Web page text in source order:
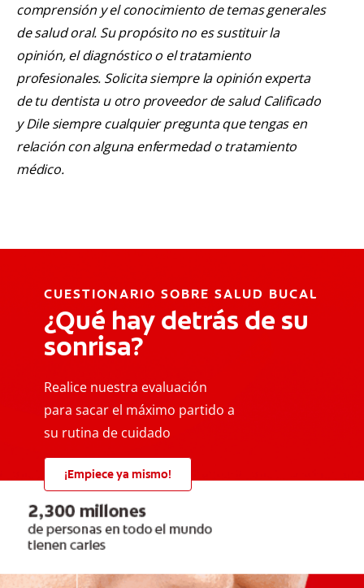
comprensión y el conocimiento de temas generales
de salud oral. Su propósito no es sustituir la
opinión, el diagnóstico o el tratamiento
profesionales. Solicita siempre la opinión experta
de tu dentista u otro proveedor de salud Calificado
y Dile siempre cualquier pregunta que tengas en
relación con alguna enfermedad o tratamiento
médico.
CUESTIONARIO SOBRE SALUD BUCAL
¿Qué hay detrás de su
sonrisa?
Realice nuestra evaluación
para sacar el máximo partido a
su rutina de cuidado
¡Empiece ya mismo!